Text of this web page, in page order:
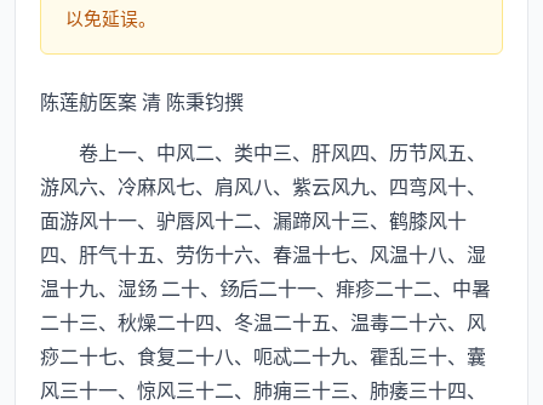
以免延误。
陈莲舫医案 清 陈秉钧撰
卷上一、中风二、类中三、肝风四、历节风五、
游风六、冷麻风七、肩风八、紫云风九、四弯风十、
面游风十一、驴唇风十二、漏蹄风十三、鹤膝风十
四、肝气十五、劳伤十六、春温十七、风温十八、湿
温十九、湿 二十、后二十一、痱疹二十二、中暑
二十三、秋燥二十四、冬温二十五、温毒二十六、风
痧二十七、食复二十八、呃忒二十九、霍乱三十、囊
风三十一、惊风三十二、肺痈三十三、肺痿三十四、